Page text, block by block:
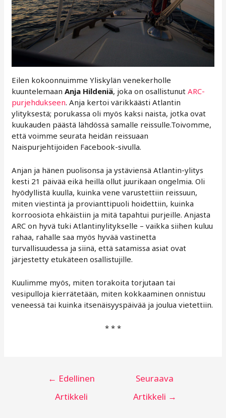
Eilen kokoonnuimme Yliskylän venekerholle
kuuntelemaanAnja Hildeniä, joka on osallistunutARC-
purjehdukseen. Anja kertoi värikkäästi Atlantin
ylityksestä; porukassa oli myös kaksi naista, jotka ovat
kuukauden päästä lähdössä samalle reissulle.Toivomme,
että voimme seurata heidän reissuaan
Naispurjehtijoiden Facebook-sivulla.
Anjan ja hänen puolisonsa ja ystäviensä Atlantin-ylitys
kesti 21 päivää eikä heillä ollut juurikaan ongelmia. Oli
hyödyllistä kuulla, kuinka vene varustettiin reissuun,
miten viestintä ja provianttipuoli hoidettiin, kuinka
korroosiota ehkäistiin ja mitä tapahtui purjeille. Anjasta
ARC on hyvä tuki Atlantinylitykselle – vaikka siihen kuluu
rahaa, rahalle saa myös hyvää vastinetta
turvallisuudessa ja siinä, että satamissa asiat ovat
järjestetty etukäteen osallistujille.
Kuulimme myös, miten torakoita torjutaan tai
vesipulloja kierrätetään, miten kokkaaminen onnistuu
veneessä tai kuinka itsenäisyyspäivää ja joulua vietettiin.
* * *
Artikkelien
selaus
← Edellinen
Artikkeli
Seuraava
Artikkeli →